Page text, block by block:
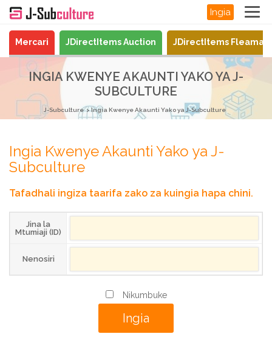
Ingia
Mercari JDirectItems Auction JDirectItems
INGIA KWENYE AKAUNTI YAKO YA J-
SUBCULTURE
J-Subculture Ingia Kwenye Akaunti Yako ya J-Subculture
Ingia Kwenye Akaunti Yako ya J-
Subculture
Tafadhali ingiza taarifa zako za kuingia hapa chini.
Jina la
Mtumiaji (ID)
Nenosiri
Nikumbuke